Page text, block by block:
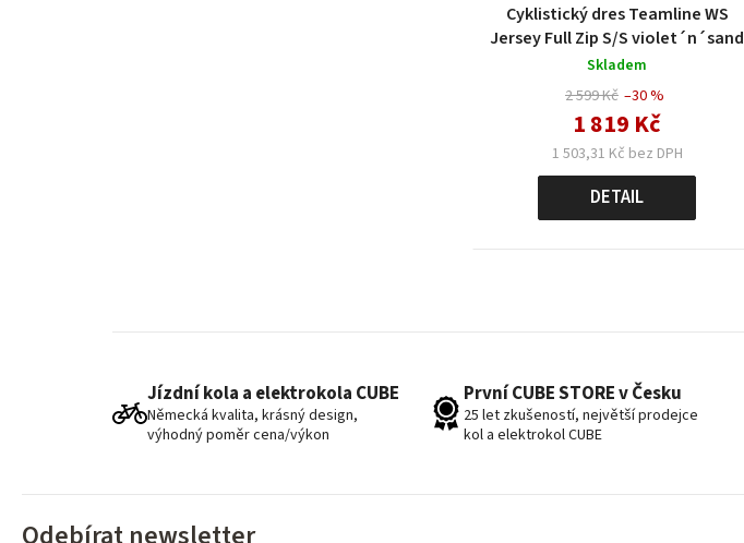
Cyklistický dres Teamline WS
Jersey Full Zip S/S violet´n´sand
Skladem
2 599 Kč
1 503,31 Kč bez DPH
1 819 Kč
–30 %
DETAIL
Jízdní kola a elektrokola CUBE
Německá kvalita, krásný design,
výhodný poměr cena/výkon
První CUBE STORE v Česku
25 let zkušeností, největší prodejce
kol a elektrokol CUBE